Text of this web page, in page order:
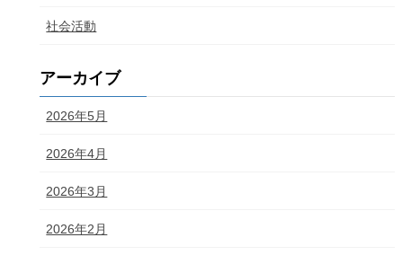
社会活動
アーカイブ
2026年5月
2026年4月
2026年3月
2026年2月